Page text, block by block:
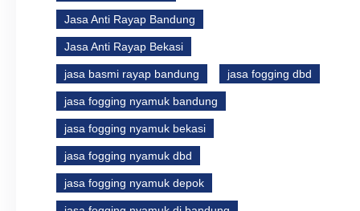
Jasa Anti Rayap Bandung
Jasa Anti Rayap Bekasi
jasa basmi rayap bandung jasa fogging dbd
jasa fogging nyamuk bandung
jasa fogging nyamuk bekasi
jasa fogging nyamuk dbd
jasa fogging nyamuk depok